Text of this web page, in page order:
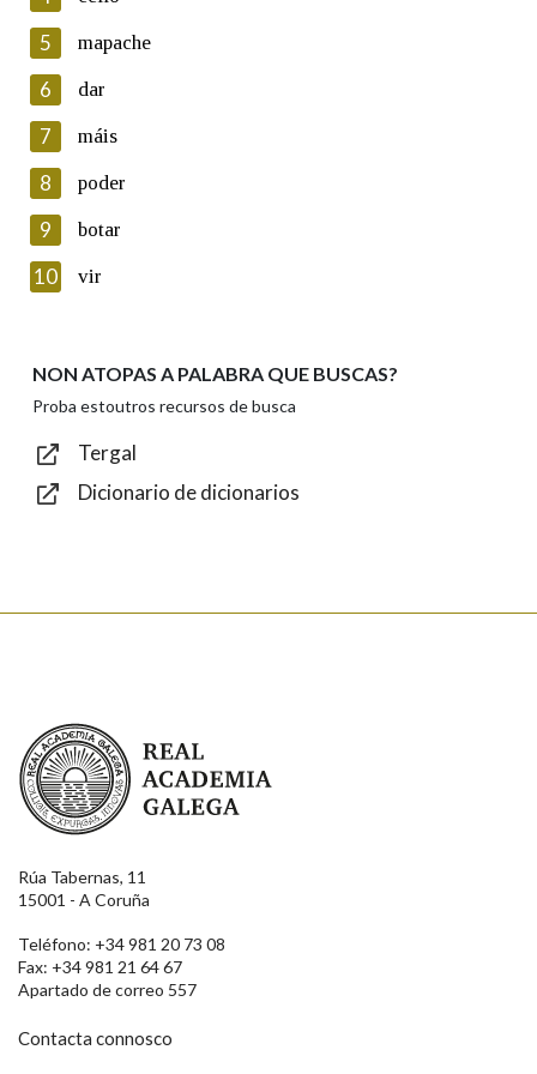
Lin e acepto as condicións da política de
Introduce o código que aparece na imaxe:
Texto de verificación
Enviar
5 mapache
6 dar
7 máis
8 poder
9 botar
10 vir
NON ATOPAS A PALABRA QUE BUSCAS?
Proba estoutros recursos de busca
Tergal
Dicionario de dicionarios
Real Academia Galega
Rúa Tabernas, 11
15001 - A Coruña
Teléfono: +34 981 20 73 08
Fax: +34 981 21 64 67
Apartado de correo 557
Contacta connosco